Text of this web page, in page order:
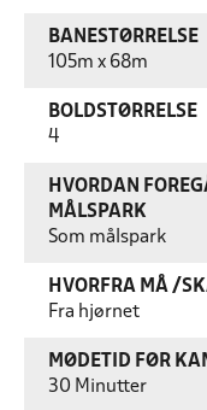
BANESTØRRELSE
105m x 68m
BOLDSTØRRELSE
4
HVORDAN
MÅLSPARK
Som målspark
HVORFRA MÅ /
Fra hjørnet
MØDETID FØR
30 Minutter